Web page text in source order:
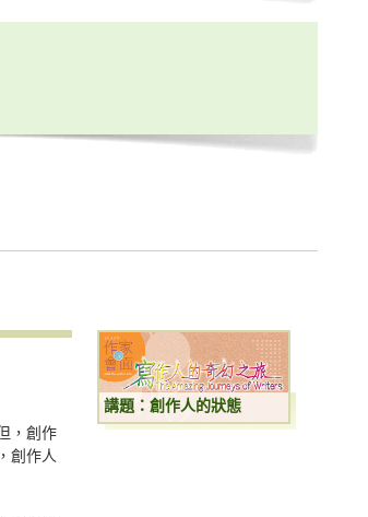
，創作
創作人
講題：創作人的狀態